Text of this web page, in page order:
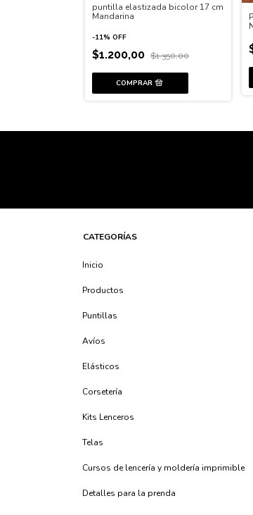
puntilla elastizada bicolor 17 cm
Mandarina
-11% OFF
$1.200,00 $1.350,00
CATEGORÍAS
Inicio
Productos
Puntillas
Avíos
Elásticos
Corsetería
Kits Lenceros
Telas
Cursos de lencería y moldería imprimible
Detalles para la prenda